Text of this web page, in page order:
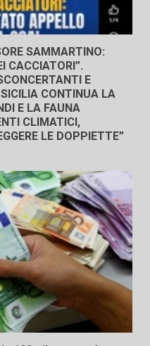
SAMMARTINO:
CACCIATORI”.
E
CONTINUA LA
E LA FAUNA
CLIMATICI,
LE DOPPIETTE”